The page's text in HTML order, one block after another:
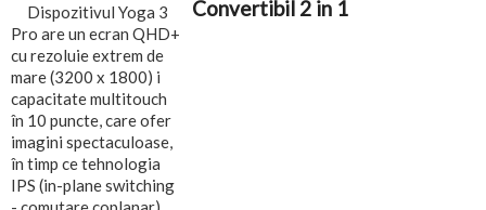
Dispozitivul Yoga 3
Pro are un ecran QHD+
cu rezoluie extrem de
mare (3200 x 1800) i
capacitate multitouch
în 10 puncte, care ofer
imagini spectaculoase,
în timp ce tehnologia
IPS (in-plane switching